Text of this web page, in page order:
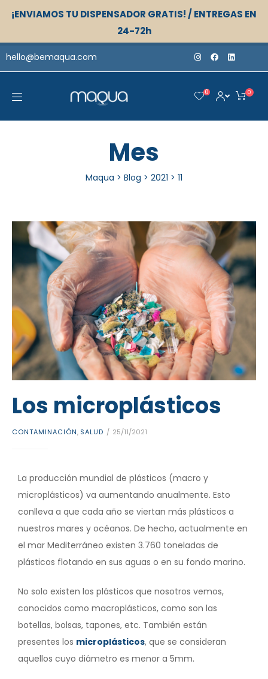
¡ENVIAMOS TU DISPENSADOR GRATIS! / ENTREGAS EN
24-72h
hello@bemaqua.com
0 0
Maqua > Blog > 2021 > 11
Mes
Los microplásticos
CONTAMINACIÓN, SALUD 25/11/2021
La producción mundial de plásticos (macro y
microplásticos) va aumentando anualmente. Esto
conlleva a que cada año se viertan más plásticos a
nuestros mares y océanos. De hecho, actualmente en
el mar Mediterráneo existen 3.760 toneladas de
plásticos flotando en sus aguas o en su fondo marino.
No solo existen los plásticos que nosotros vemos,
conocidos como macroplásticos, como son las
botellas, bolsas, tapones, etc. También están
presentes los microplásticos, que se consideran
aquellos cuyo diámetro es menor a 5mm.